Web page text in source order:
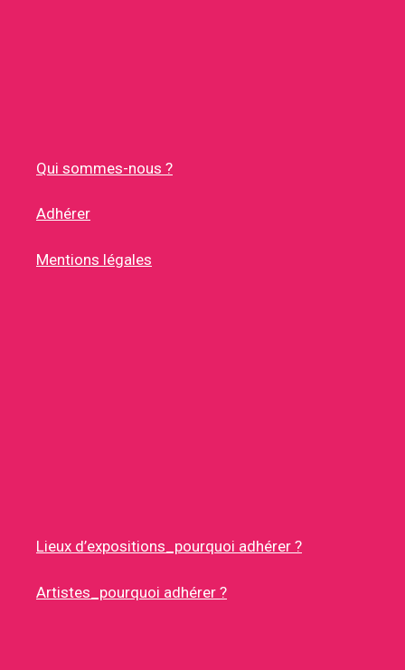
Qui sommes-nous ?
Adhérer
Mentions légales
Lieux d’expositions_pourquoi adhérer ?
Artistes_pourquoi adhérer ?